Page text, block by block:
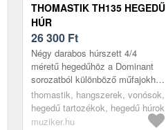
THOMASTIK TH135 HEGEDŰ
HÚR
26 300 Ft
Négy darabos húrszett 4/4
méretű hegedűhöz a Dominant
sorozatból különböző műfajokhoz
és játékstílusokhoz. A húrok
kézzel készültek és szintetikus
...
thomastik, hangszerek, vonósok,
hegedű tartozékok, hegedű húrok
muziker.hu